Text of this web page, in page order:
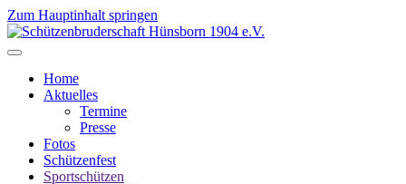
Zum Hauptinhalt springen
Home
Aktuelles
Termine
Presse
Fotos
Schützenfest
Sportschützen